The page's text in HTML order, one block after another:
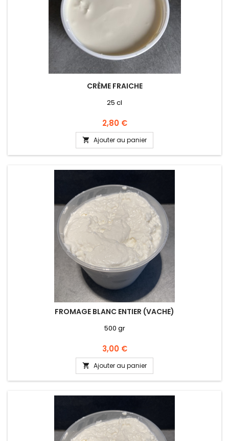
CRÈME FRAICHE
25 cl
Prix
2,80 €
 Ajouter au panier
FROMAGE BLANC ENTIER (VACHE)
500 gr
Prix
3,00 €
 Ajouter au panier